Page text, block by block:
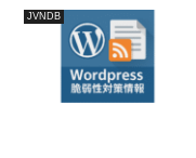
JVNDB